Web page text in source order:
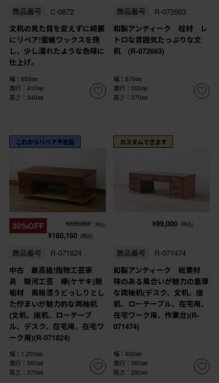
商品番号 C-0872
文机の見た目を変えずに綺麗
にリペア!蜜蝋ワックスを施
し、少し濡れたような色味に
仕上げ。
幅：855㎜
奥行：410㎜
高さ：340㎜
商品番号 R-072663
和製アンティーク 栓材 レ
トロな雰囲気たっぷりな文
机 (R-072663)
幅：870㎜
奥行：555㎜
高さ：370㎜
これからリペア予定品
30%OFF ¥228,800 (税込)
¥160,160 (税込)
商品番号 R-071824
中古 最高級!指物工芸家
具 駿河工芸 欅(ケヤキ)無
垢材 風格漂うどっしりとし
た佇まいが魅力的な両袖机
(文机、座机、ローテーブ
ル、デスク、在宅用、在宅ワ
ーク用)(R-071824)
幅：1,200㎜
奥行：560㎜
高さ：370㎜
カスタムできます
¥99,000 (税込)
商品番号 R-071474
和製アンティーク 総栗材
味のある風合いが魅力の重厚
な両袖机(デスク、文机、座
机、ローテーブル、在宅用、
在宅ワーク用、作業台)(R-
071474)
幅：920㎜
奥行：360㎜
高さ：290㎜